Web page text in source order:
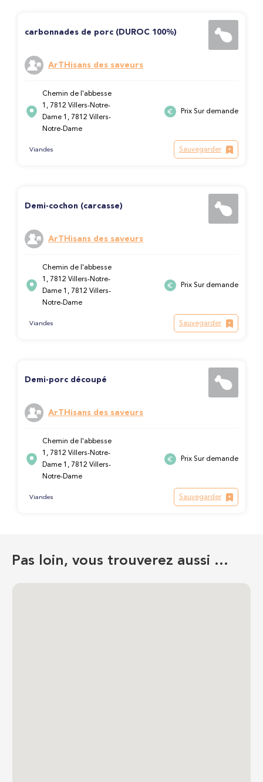
carbonnades de porc (DUROC 100%)
ArTHisans des saveurs
Chemin de l'abbesse
1, 7812 Villers-Notre-
Dame 1, 7812 Villers-
Notre-Dame
Prix Sur demande
Viandes Sauvegarder
Demi-cochon (carcasse)
ArTHisans des saveurs
Chemin de l'abbesse
1, 7812 Villers-Notre-
Dame 1, 7812 Villers-
Notre-Dame
Prix Sur demande
Viandes Sauvegarder
Demi-porc découpé
ArTHisans des saveurs
Chemin de l'abbesse
1, 7812 Villers-Notre-
Dame 1, 7812 Villers-
Notre-Dame
Prix Sur demande
Viandes Sauvegarder
Pas loin, vous trouverez aussi …